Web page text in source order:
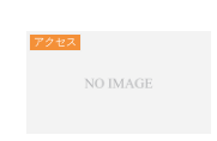
アクセス